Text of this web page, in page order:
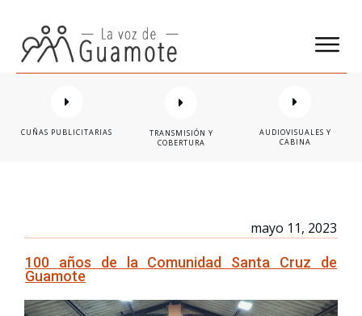
CUÑAS PUBLICITARIAS
TRANSMISIÓN Y
COBERTURA
AUDIOVISUALES Y
CABINA
mayo 11, 2023
100 años de la Comunidad Santa Cruz de
Guamote